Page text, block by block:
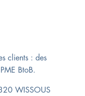
clients : des
BtoB.
WISSOUS